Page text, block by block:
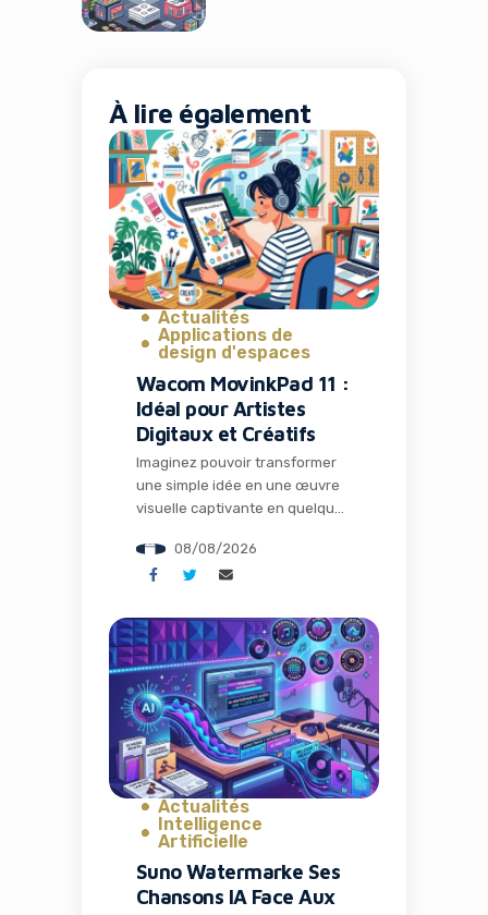
À lire également
Actualités
Applications de
design d'espaces
Wacom MovinkPad 11 :
Idéal pour Artistes
Digitaux et Créatifs
Imaginez pouvoir transformer
une simple idée en une œuvre
visuelle captivante en quelques
canapé ou votre bureau
nomade. Dans un monde où le
sur les réseaux sociaux et les
campagnes marketing,
disposer du bon outil peut faire
toute la différence entre un
projet amateur et une […]
08/08/2026
Actualités
Intelligence
Artificielle
Suno Watermarke Ses
Chansons IA Face Aux